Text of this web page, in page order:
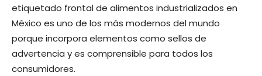
etiquetado frontal de alimentos industrializados en
México es uno de los más modernos del mundo
porque incorpora elementos como sellos de
advertencia y es comprensible para todos los
consumidores.